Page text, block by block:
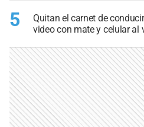
5
Quitan el carnet de
video con mate y celular al